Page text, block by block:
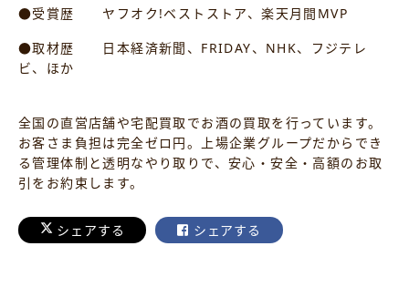
●受賞歴 ヤフオク!ベストストア、楽天月間MVP
●取材歴 日本経済新聞、FRIDAY、NHK、フジテレ
ビ、ほか
全国の直営店舗や宅配買取でお酒の買取を行っています。
お客さま負担は完全ゼロ円。上場企業グループだからでき
る管理体制と透明なやり取りで、安心・安全・高額のお取
引をお約束します。
シェアする シェアする